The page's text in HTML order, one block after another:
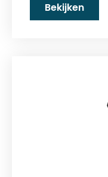
Bekijken